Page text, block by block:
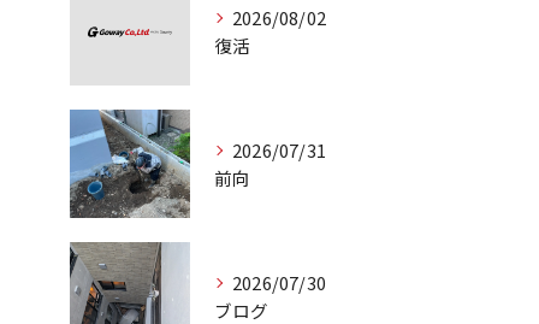
2026/08/02
復活
2026/07/31
前向
2026/07/30
ブログ